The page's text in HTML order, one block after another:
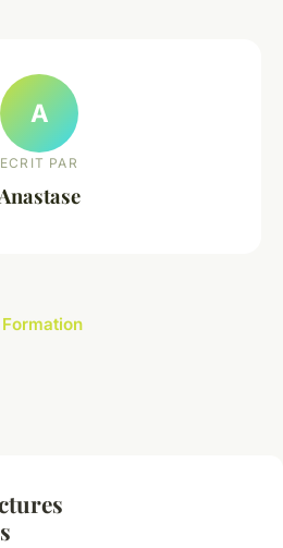
A
ECRIT PAR